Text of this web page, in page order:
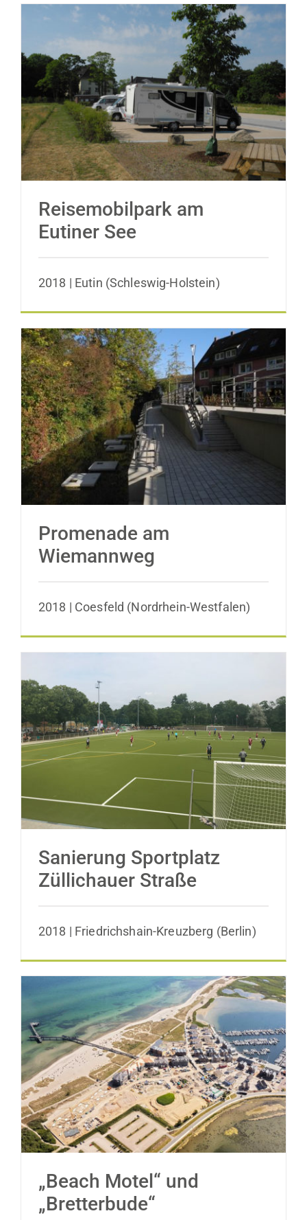
Reisemobilpark am Eutiner See
Reisemobilpark am
Eutiner See
2018 | Eutin (Schleswig-Holstein)
Promenade am Wiemannweg
Promenade am
Wiemannweg
2018 | Coesfeld (Nordrhein-Westfalen)
Sanierung Sportplatz Züllichauer Straße
Sanierung Sportplatz
Züllichauer Straße
2018 | Friedrichshain-Kreuzberg (Berlin)
„Beach Motel“ und „Bretterbude“
„Beach Motel“ und
„Bretterbude“